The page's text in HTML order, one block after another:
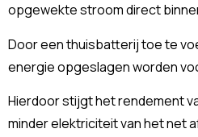
opgewekte stroom direct
Door een thuisbatterij toe te
energie opgeslagen worden
Hierdoor stijgt het rendement
minder elektriciteit van het net